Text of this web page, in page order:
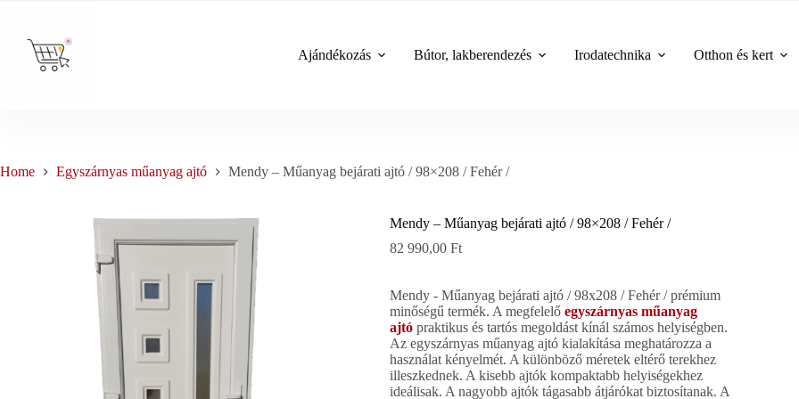
content
Ajándékozás
Bútor, lakberendezés Irodatechnika Otthon és kert
Home Egyszárnyas műanyag ajtó Mendy – Műanyag bejárati ajtó / 98×208 / Fehér /
Mendy – Műanyag bejárati ajtó / 98×208 / Fehér /
82 990,00Ft
Mendy - Műanyag bejárati ajtó / 98x208 / Fehér / prémium
minőségű termék. A megfelelőegyszárnyas műanyag
ajtó praktikus és tartós megoldást kínál számos helyiségben.
Az egyszárnyas műanyag ajtó kialakítása meghatározza a
használat kényelmét. A különböző méretek eltérő terekhez
illeszkednek. A kisebb ajtók kompaktabb helyiségekhez
ideálisak. A nagyobb ajtók tágasabb átjárókat biztosítanak. A